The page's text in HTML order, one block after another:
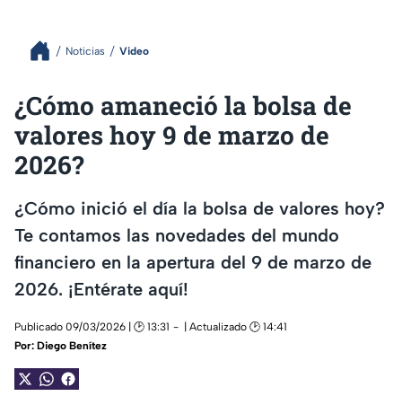
Noticias Video
¿Cómo amaneció la bolsa de
valores hoy 9 de marzo de
2026?
¿Cómo inició el día la bolsa de valores hoy?
Te contamos las novedades del mundo
financiero en la apertura del 9 de marzo de
2026. ¡Entérate aquí!
Publicado 09/03/2026 | 🕑 13:31
| Actualizado 🕑 14:41
Por: Diego Benítez